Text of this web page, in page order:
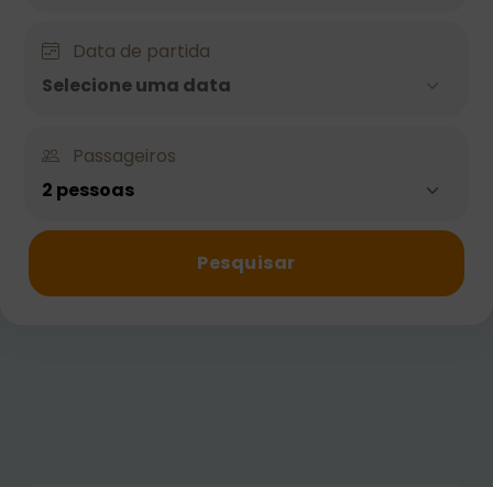
Data de partida
Selecione uma data
Passageiros
2 pessoas
Pesquisar